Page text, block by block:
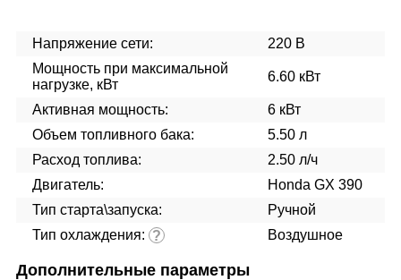
Напряжение сети:
220 В
Мощность при максимальной
нагрузке, кВт
6.60 кВт
Активная мощность:
6 кВт
Объем топливного бака:
5.50 л
Расход топлива:
2.50 л/ч
Двигатель:
Honda GX 390
Тип старта\запуска:
Ручной
Тип охлаждения: ? Воздушное
Дополнительные параметры